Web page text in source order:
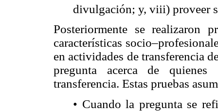
divulgación; y, viii) proveer
Posteriormente se realizaron
características
en actividades de transferencia
pregunta acerca de
transferencia. Estas pruebas
• Cuando la pregunta se